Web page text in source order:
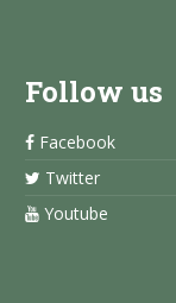
Follow us
Facebook
Twitter
Youtube